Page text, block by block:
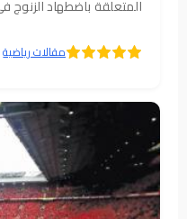
المتعلقة باضطهاد الزنوج
من المَدَدِ
مقالات رياضية